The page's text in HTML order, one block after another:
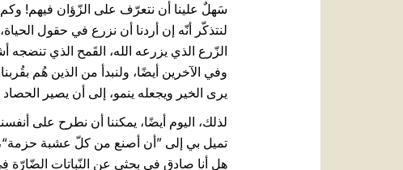
سَهلٌ علينا أن نتعرّف على الزّؤان فيهم! وكم
لنتذكّر أنّه إن أردنا أن نزرع في حقول
الزّرع الذي يزرعه الله، القَمح الذي تنضجه
وفي الآخرين أيضًا، ولنبدأ من الذين هُم
يرى الخير ويجعله ينمو، إلى أن يصير الحصاد
لذلك، اليوم أيضًا، يمكننا أن نطرح على
تميل بي إلى ”أن أصنع من كلّ عشبة
هل أنا صادق في بحثي عن النّباتات الضّارّة